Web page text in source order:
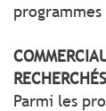
RECHERCHÉS
Parmi les